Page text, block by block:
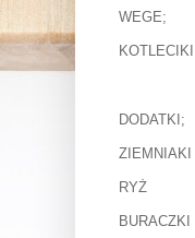
WEGE;
DODATKI;
ZIEMNIAKI
RYŻ